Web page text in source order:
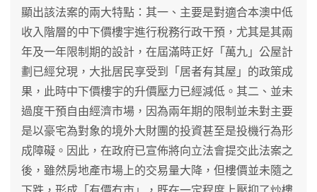
顯出該法案的兩大特點：其一、主要是對適合本澳中低
收入階層的中下價樓宇進行稅務行政干預，尤其是其兩
年及一年限制期的設計，在屆滿時正好「萬九」公屋計
劃已經兌現，大批居民享受到「居者有其屋」的政策成
果，此時中下價樓宇的升價壓力已經減低。其二、並未
過度干預自由經濟市場，因為兩年期的限制並未對主要
是以豪宅為對象的境外大財團的投資甚至是投機行為形
成障礙。因此，在政府已宣佈將向立法會提交此法案之
後，雖然房地產市場上的交易量大降，但樓價並未隨之